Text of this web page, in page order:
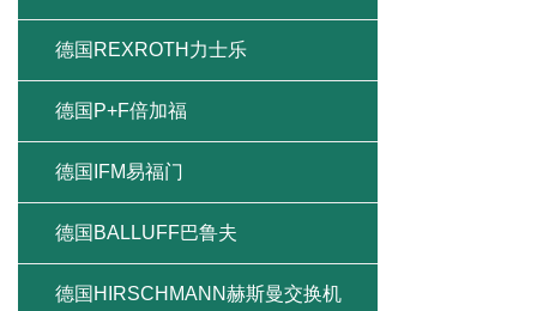
德国REXROTH力士乐
德国P+F倍加福
德国IFM易福门
德国BALLUFF巴鲁夫
德国HIRSCHMANN赫斯曼交换机